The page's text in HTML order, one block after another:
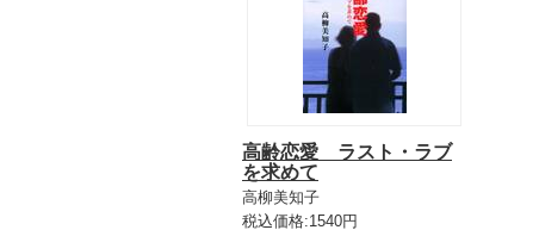
高齢恋愛 ラスト・ラブ
を求めて
高柳美知子
税込価格:1540円